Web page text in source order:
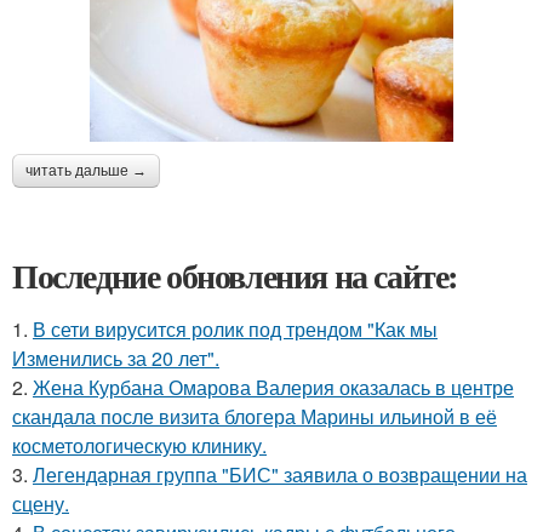
читать дальше →
Последние обновления на сайте:
1. В сети вирусится ролик под трендом "Как мы
Изменились за 20 лет".
2. Жена Курбана Омарова Валерия оказалась в центре
скандала после визита блогера Марины ильиной в её
косметологическую клинику.
3. Легендарная группа "БИС" заявила о возвращении на
сцену.